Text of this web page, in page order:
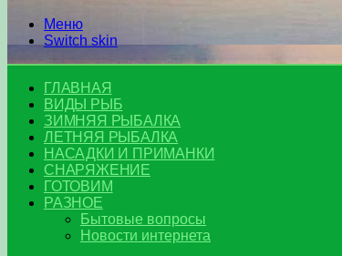
Меню
Switch skin
ГЛАВНАЯ
ВИДЫ РЫБ
ЗИМНЯЯ РЫБАЛКА
ЛЕТНЯЯ РЫБАЛКА
НАСАДКИ И ПРИМАНКИ
СНАРЯЖЕНИЕ
ГОТОВИМ
РАЗНОЕ
Бытовые вопросы
Новости интернета